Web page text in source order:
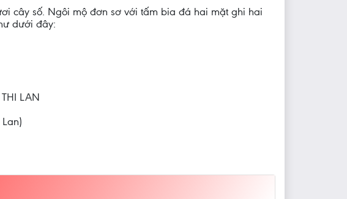
cây số. Ngôi mộ đơn sơ với tấm bia đá hai mặt ghi hai
dưới đây:
THI LAN